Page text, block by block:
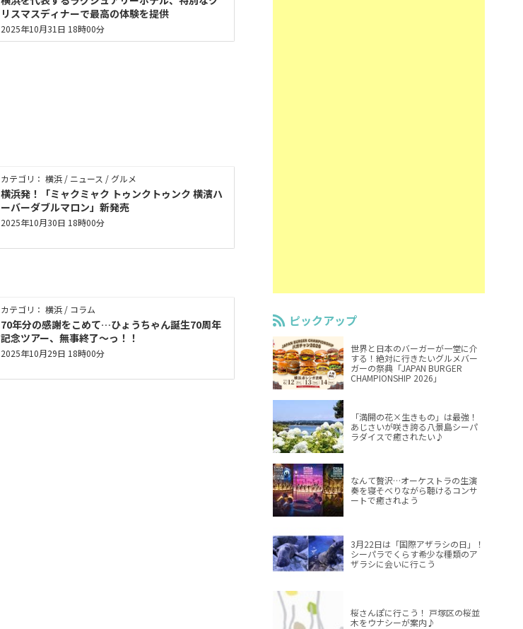
リスマスディナーで最高の体験を提供
2025年10月31日 18時00分
カテゴリ： 横浜 / ニュース / グルメ
横浜発！「ミャクミャク トゥンクトゥンク 横濱ハ
ーバーダブルマロン」新発売
2025年10月30日 18時00分
カテゴリ： 横浜 / コラム
70年分の感謝をこめて…ひょうちゃん誕生70周年
記念ツアー、無事終了〜っ！！
2025年10月29日 18時00分
ピックアップ
世界と日本のバーガーが一堂に介
する！絶対に行きたいグルメバー
ガーの祭典「JAPAN BURGER
CHAMPIONSHIP 2026」
「満開の花×生きもの」は最強！
あじさいが咲き誇る八景島シーパ
ラダイスで癒されたい♪
なんて贅沢…オーケストラの生演
奏を寝そべりながら聴けるコンサ
ートで癒されよう
3月22日は「国際アザラシの日」！
シーパラでくらす希少な種類のア
ザラシに会いに行こう
桜さんぽに行こう！ 戸塚区の桜並
木をウナシーが案内♪